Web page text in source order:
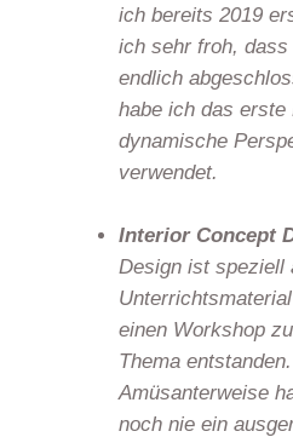
ich bereits 2019
ich sehr froh,
endlich
habe ich das erste
dynamische
verwendet.
Interior Concept
Design ist speziell
einen Workshop
Thema entstanden.
Amüsanterweise
noch nie ein